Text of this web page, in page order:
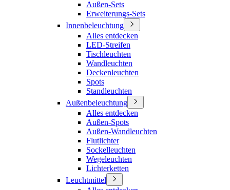
Außen-Sets
Erweiterungs-Sets
Innenbeleuchtung
Alles entdecken
LED-Streifen
Tischleuchten
Wandleuchten
Deckenleuchten
Spots
Standleuchten
Außenbeleuchtung
Alles entdecken
Außen-Spots
Außen-Wandleuchten
Flutlichter
Sockelleuchten
Wegeleuchten
Lichterketten
Leuchtmittel